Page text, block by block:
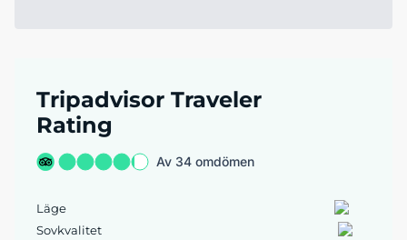
Tripadvisor Traveler
Rating
Av 34 omdömen
Läge
Sovkvalitet